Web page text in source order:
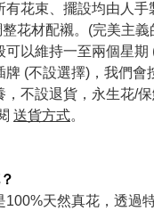
有花束、擺設均由人
花材配襯。(完美主
以維持一至兩個星期
(不設選擇)，我們會
不設退貨，永生花/
送貨方式。
100%天然真花，透過